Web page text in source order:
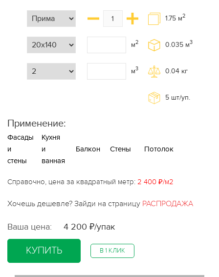
м2
м3
1.75 м2
0.035 м3
0.04 кг
5 шт/уп.
Применение:
Фасады
и
стены
Кухня
и
ванная
Балкон Стены Потолок
Справочно, цена за квадратный метр: 2 400 ₽/м2
Хочешь дешевле? Зайди на страницу РАСПРОДАЖА
Ваша цена: 4 200 ₽/упак
КУПИТЬ В 1 КЛИК